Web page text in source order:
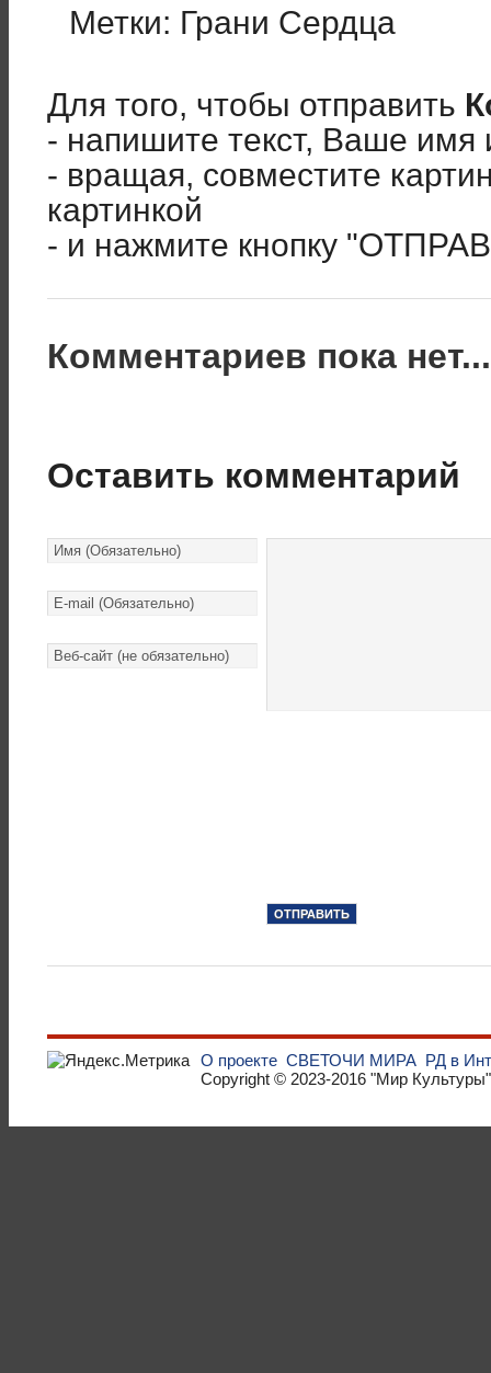
Метки: Грани Сердца
Для того, чтобы отправить
- напишите текст, Ваше имя
- вращая, совместите
картинкой
- и нажмите кнопку
Комментариев пока
Оставить комментарий
О проекте СВЕТОЧИ МИРА РД в
Copyright © 2023-2016 "Мир Культуры"